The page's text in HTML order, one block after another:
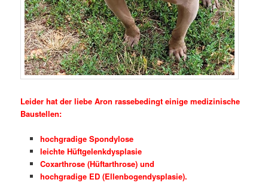
Leider hat der liebe Aron rassebedingt einige medizinische
Baustellen:
hochgradige Spondylose
leichte Hüftgelenkdysplasie
Coxarthrose (Hüftarthrose) und
hochgradige ED (Ellenbogendysplasie).